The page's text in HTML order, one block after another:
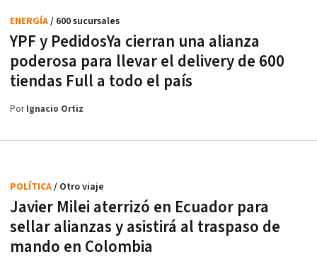
YPF y PedidosYa cierran una alianza
poderosa para llevar el delivery de 600
tiendas Full a todo el país
ENERGÍA/ 600 sucursales
PorIgnacio Ortiz
Javier Milei aterrizó en Ecuador para
sellar alianzas y asistirá al traspaso de
mando en Colombia
POLÍTICA/ Otro viaje